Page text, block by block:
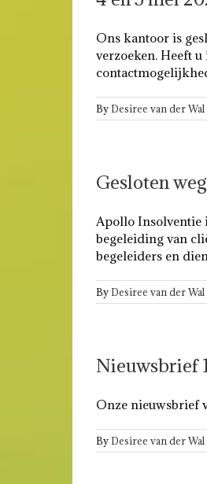
Ons kantoor is
verzoeken. Heeft
By Desiree van der Wal
Gesloten
Apollo Insolventie
begeleiding van
begeleiders en
By Desiree van der Wal
Nieuwsbrief
Onze nieuwsbrief
By Desiree van der Wal